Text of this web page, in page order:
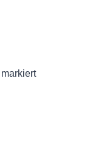
markiert